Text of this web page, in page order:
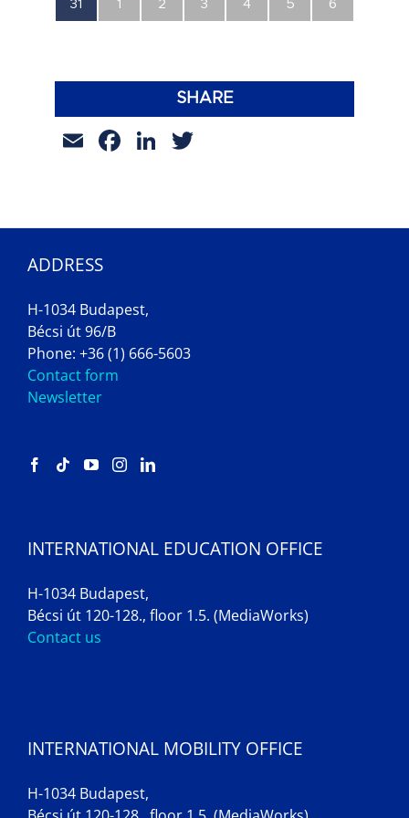
0
esemény,
31
0
esemény,
1
0
esemény,
2
0
esemény,
3
0
esemény,
4
0
esemény,
5
0
esemény,
6
SHARE
EmailFacebook
LinkedIn
ADDRESS
H-1034 Budapest,
Bécsi út 96/B
Phone: +36 (1) 666-5603
Contact form
Newsletter
INTERNATIONAL EDUCATION OFFICE
H-1034 Budapest,
Bécsi út 120-128., floor 1.5. (MediaWorks)
Contact us
INTERNATIONAL MOBILITY OFFICE
H-1034 Budapest,